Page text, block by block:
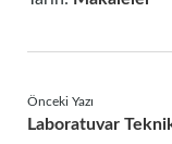
Önceki Yazı
Laboratuvar